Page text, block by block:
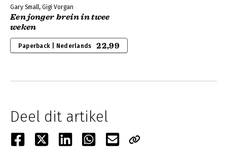
Gary Small, Gigi Vorgan
Een jonger brein in twee
weken
Paperback | Nederlands 22,99
Deel dit artikel